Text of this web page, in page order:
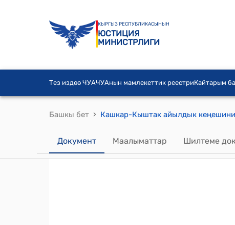
КЫРГЫЗ РЕСПУБЛИКАСЫНЫН
ЮСТИЦИЯ
МИНИСТРЛИГИ
Тез издөө ЧУАЧУАнын мамлекеттик реестриКайтарым
Башкы бет ›
Документ Маалыматтар Шилтеме